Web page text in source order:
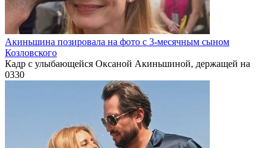
Акиньшина позировала на фото с 3-месячным сыном
Козловского
Кадр с улыбающейся Оксаной Акиньшиной, держащей на
0330